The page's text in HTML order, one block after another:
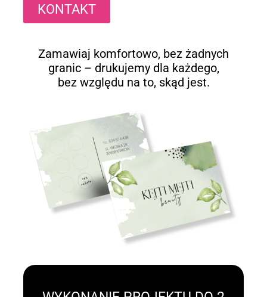
KONTAKT
Zamawiaj komfortowo, bez żadnych
granic – drukujemy dla każdego,
bez względu na to, skąd jest.